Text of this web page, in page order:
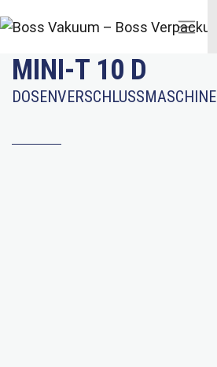
MINI-T 10 D
DOSENVERSCHLUSSMASCHINE